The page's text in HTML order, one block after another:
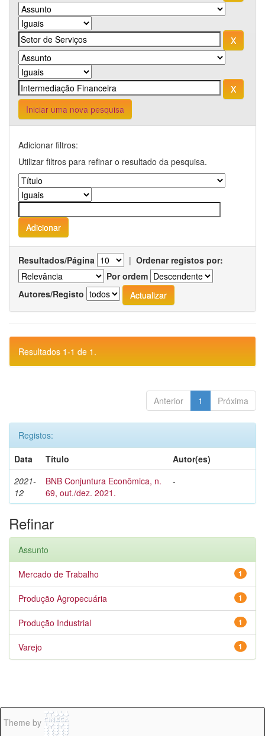
Iniciar uma nova pesquisa
Adicionar filtros:
Utilizar filtros para refinar o resultado da pesquisa.
Resultados/Página | Ordenar registos por:
Por ordem
Autores/Registo
Resultados 1-1 de 1.
Anterior 1 Próxima
Registos:
Data
Título
Autor(es)
2021-
12
BNB Conjuntura Econômica, n.
69, out./dez. 2021.
-
Refinar
Assunto
1
Mercado de Trabalho
1
Produção Agropecuária
1
Produção Industrial
1
Varejo
Theme by